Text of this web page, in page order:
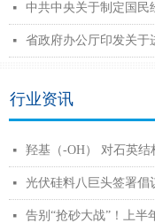
넷
넷
行业资讯
넷 羟基（-OH） 对石英结
넷 光伏硅料八巨头签署倡
넷